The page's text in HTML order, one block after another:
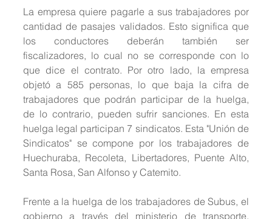
La empresa quiere pagarle a sus trabajadores por
cantidad de pasajes validados. Esto significa que
los conductores deberán también ser
fiscalizadores, lo cual no se corresponde con lo
que dice el contrato. Por otro lado, la empresa
objetó a 585 personas, lo que baja la cifra de
trabajadores que podrán participar de la huelga,
de lo contrario, pueden sufrir sanciones. En esta
huelga legal participan 7 sindicatos. Esta "Unión de
Sindicatos" se compone por los trabajadores de
Huechuraba, Recoleta, Libertadores, Puente Alto,
Santa Rosa, San Alfonso y Catemito.
Frente a la huelga de los trabajadores de Subus, el
gobierno a través del ministerio de transporte,